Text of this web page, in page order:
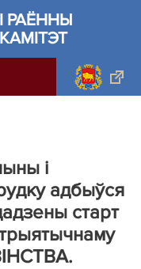
РАЁННЫ
і
адбыўся
старт